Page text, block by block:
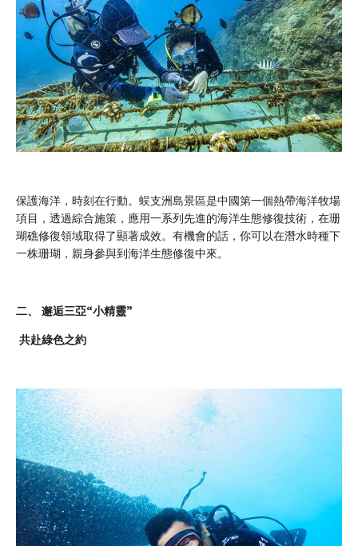
保護海洋，時刻在行動。蜈支洲島景區是中國第一個熱帶海洋牧場
項目，透過綜合施策，應用一系列先進的海洋生態修復技術，在珊
瑚礁修復領域取得了顯著成效。有機會的話，你可以在潛水時種下
一株珊瑚，親身參與到海洋生態修復中來。
二、 邂逅三亞“小精靈”
共赴綠色之約